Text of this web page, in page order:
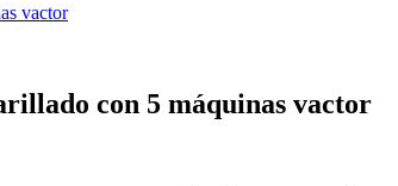
vactor
con 5 máquinas vactor